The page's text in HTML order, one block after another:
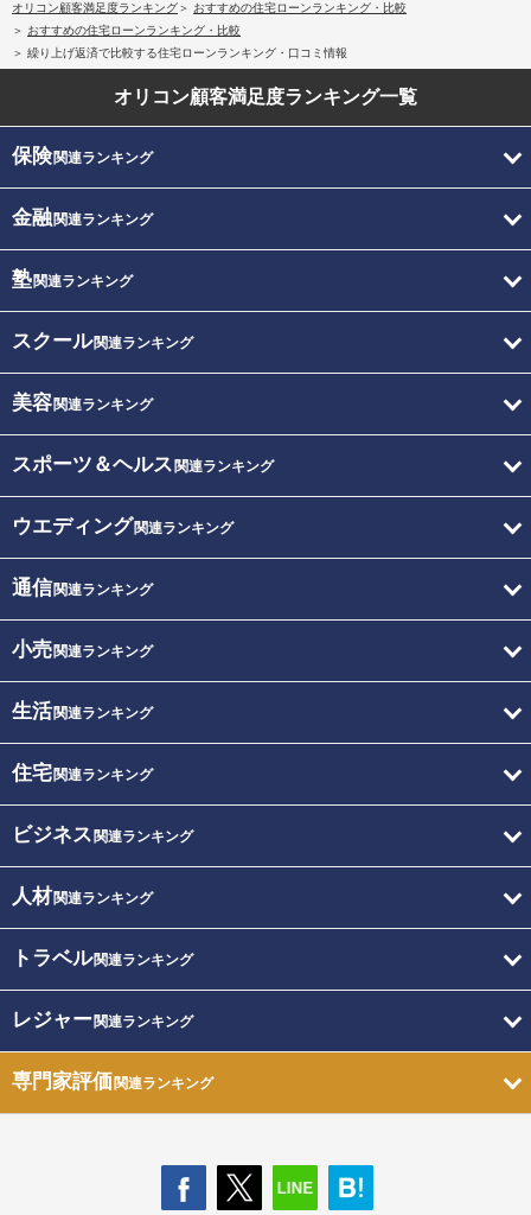
オリコン顧客満足度ランキング
おすすめの住宅ローンランキング・比較
おすすめの住宅ローンランキング・比較
繰り上げ返済で比較する住宅ローンランキング・口コミ情報
オリコン顧客満足度ランキング一覧
保険関連ランキング
金融関連ランキング
塾関連ランキング
スクール関連ランキング
美容関連ランキング
スポーツ＆ヘルス 関連ランキング
ウエディング関連ランキング
通信関連ランキング
小売関連ランキング
生活関連ランキング
住宅関連ランキング
ビジネス 関連ランキング
人材関連ランキング
トラベル関連ランキング
レジャー関連ランキング
専門家評価関連ランキング